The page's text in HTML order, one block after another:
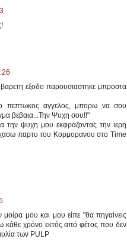
εξοδο παρουσιαστηκε μπροστα
ο πεπτωκος αγγελος, μπορω να σου
βεβαια...Την Ψυχη σου!!"
ψυχη μου εκφραζοντας την ιερη
παρτυ του Κορμορανου στο Time
μου και μου είπε "θα πηγαίνεις
κάθε χρόνο εκτός από φέτος που δεν
των PULP